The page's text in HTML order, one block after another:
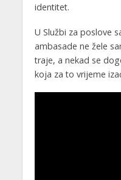
identitet.
U Službi za poslove
ambasade ne žele
traje, a nekad se
koja za to vrijeme